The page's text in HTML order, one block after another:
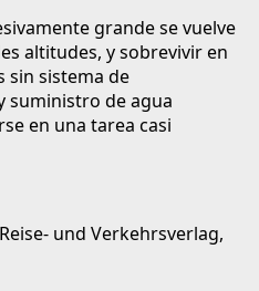
grande se vuelve
altitudes, y sobrevivir en
sin sistema de
suministro de agua
en una tarea casi
und Verkehrsverlag,